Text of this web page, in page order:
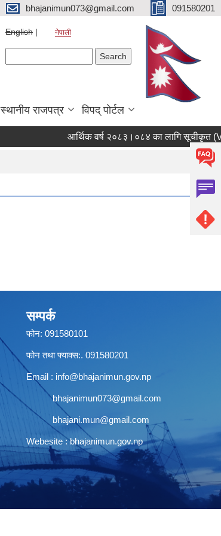
bhajanimun073@gmail.com 091580201
English नेपाली
स्थानीय राजपत्र विपद् पोर्टल
आर्थिक वर्ष २०८३।०८४ का लागि सूचीकृत
सम्पर्क
फोन: 091580101
फोन तथा फ्याक्स:. 091580201
Email : info@bhajanimun.gov.np
bhajanimun073@gmail.com
bhajani.mun@gmail.com
Webesite : bhajanimun.gov.np